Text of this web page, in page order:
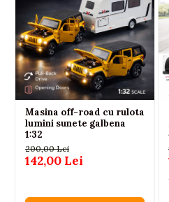
Masina off-road cu rulota
lumini sunete galbena
1:32
200,00 Lei
142,00 Lei